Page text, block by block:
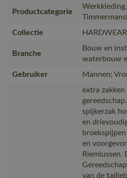
Productcategorie
Collectie
HARDWEAR
Branche
Bouw en
waterbouw
Gebruiker
Mannen;
extra
spijkerzak
en
en
Riemlussen.
van de